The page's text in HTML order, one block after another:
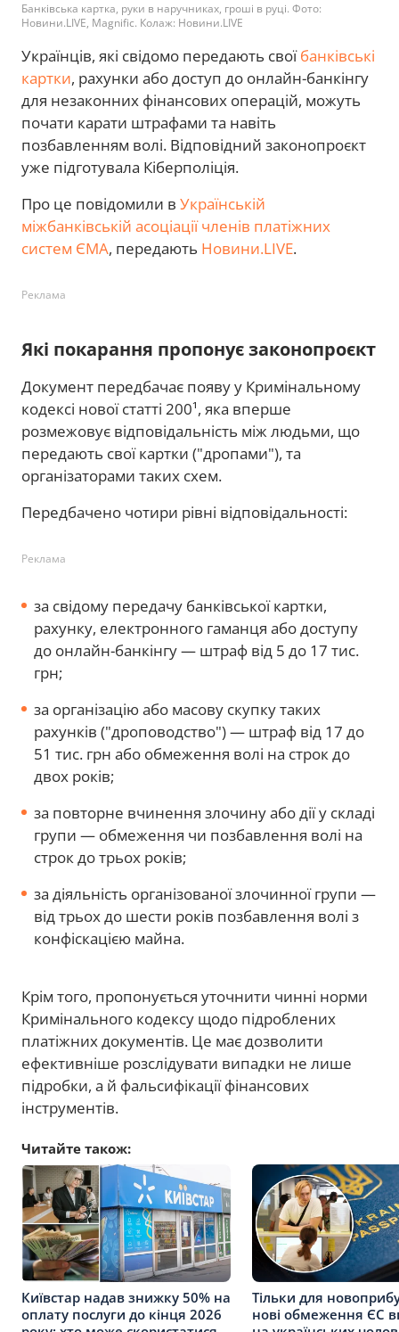
Банківська картка, руки в наручниках, гроші в руці. Фото:
Новини.LIVE, Magnific. Колаж: Новини.LIVE
Українців, які свідомо передають своїбанківські
картки, рахунки або доступ до онлайн-банкінгу
для незаконних фінансових операцій, можуть
почати карати штрафами та навіть
позбавленням волі. Відповідний законопроєкт
уже підготувала Кіберполіція.
Про це повідомили в Українській
міжбанківській асоціації членів платіжних
систем ЄМА, передають Новини.LIVE.
Реклама
Які покарання пропонує законопроєкт
Документ передбачає появу у Кримінальному
кодексі нової статті 200¹, яка вперше
розмежовує відповідальність між людьми, що
передають свої картки ("дропами"), та
організаторами таких схем.
Передбачено чотири рівні відповідальності:
Реклама
за свідому передачу банківської картки,
рахунку, електронного гаманця або доступу
до онлайн-банкінгу — штраф від 5 до 17 тис.
грн;
за організацію або масову скупку таких
рахунків ("дроповодство") — штраф від 17 до
51 тис. грн або обмеження волі на строк до
двох років;
за повторне вчинення злочину або дії у складі
групи — обмеження чи позбавлення волі на
строк до трьох років;
за діяльність організованої злочинної групи —
від трьох до шести років позбавлення волі з
конфіскацією майна.
Крім того, пропонується уточнити чинні норми
Кримінального кодексу щодо підроблених
платіжних документів. Це має дозволити
ефективніше розслідувати випадки не лише
підробки, а й фальсифікації фінансових
інструментів.
Читайте також:
Київстар надав знижку 50% на
оплату послуги до кінця 2026
Тільки для
нові обмеження ЄС